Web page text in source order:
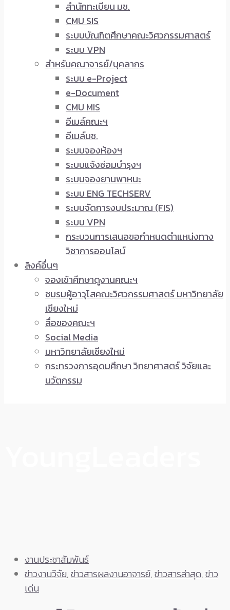
สำนักทะเบียน มช.
CMU SIS
ระบบบัณฑิตศึกษาคณะวิศวกรรมศาสตร์
ระบบ VPN
สำหรับคณาจารย์/บุคลากร
ระบบ e-Project
e-Document
CMU MIS
อีเมล์คณะฯ
อีเมล์มช.
ระบบจองห้องฯ
ระบบแจ้งซ่อมบำรุงฯ
ระบบจองยานพาหนะ
ระบบ ENG TECHSERV
ระบบจัดการงบประมาณ (FIS)
ระบบ VPN
กระบวนการเสนอขอกำหนดตำแหน่งทาง
วิชาการออนไลน์
ลิงค์อื่นๆ
จองเข้าศึกษาดูงานคณะฯ
ชมรมผู้อาวุโสคณะวิศวกรรมศาสตร์ มหาวิทยาลัย
เชียงใหม่
สื่อของคณะฯ
Social Media
มหาวิทยาลัยเชียงใหม่
กระทรวงการอุดมศึกษา วิทยาศาสตร์ วิจัยและ
นวัตกรรม
งานประชาสัมพันธ์
ข่าวงานวิจัย,ข่าวสารผลงานอาจารย์,ข่าวสารล่าสุด,ข่าว
เด่น